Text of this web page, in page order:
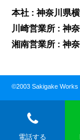
本社 : 神奈川県
川崎営業所 : 神
湘南営業所 : 神
©2003 Sakigake Works
電話する